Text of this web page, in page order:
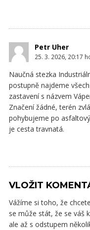
Petr Uher
25. 3. 2026, 20:17
Naučná stezka
postupně najdeme
zastavení s názvem
Značení žádné, terén
pohybujeme po
je cesta travnatá.
VLOŽIT
Vážíme si toho, že
se může stát, že se váš
ale až s odstupem